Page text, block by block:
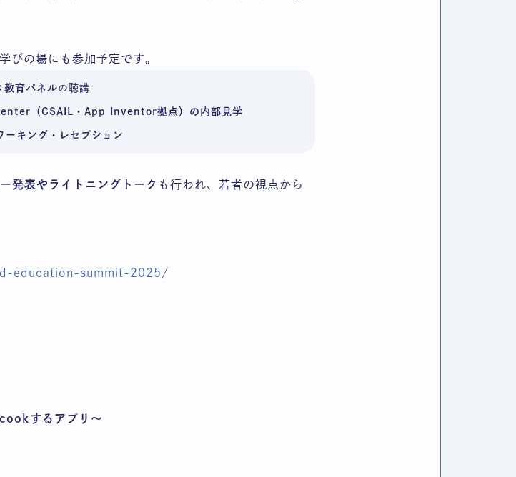
びの場にも参加予定です。
育パネルの聴講
（CSAIL・App Inventor拠点）の内部見学
ーキング・レセプション
発表やライトニングトーク も行われ、若者の視点から
education-summit-2025/
するアプリ〜